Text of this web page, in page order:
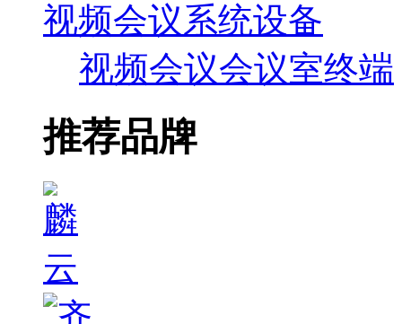
视频会议系统设备
视频会议会议室终端
推荐品牌